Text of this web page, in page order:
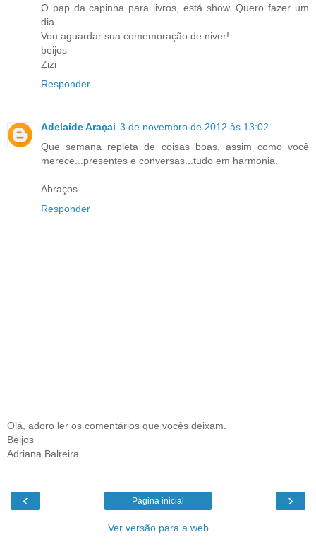
O pap da capinha para livros, está show. Quero fazer um
dia.
Vou aguardar sua comemoração de niver!
beijos
Zizi
Responder
Adelaide Araçai 3 de novembro de 2012 às 13:02
Que semana repleta de coisas boas, assim como você
merece...presentes e conversas...tudo em harmonia.
Abraços
Responder
Olá, adoro ler os comentários que vocês deixam.
Beijos
Adriana Balreira
‹ ›
Página inicial
Ver versão para a web